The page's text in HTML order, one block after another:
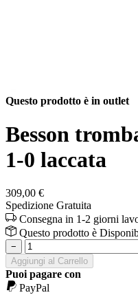
Questo prodotto è in outlet
Besson
1-0 laccata
309,00 €
Spedizione Gratuita
Consegna in 1-2 giorni
Questo prodotto è
−
Aggiungi al Carrello
Puoi pagare con
PayPal